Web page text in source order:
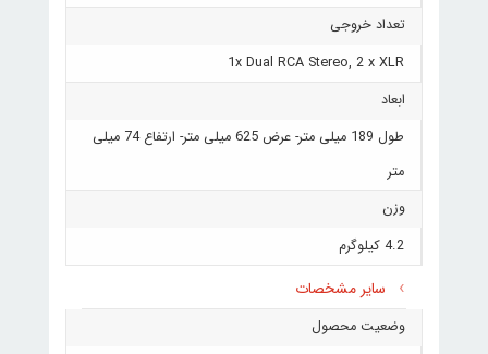
تعداد خروجی
1x Dual RCA Stereo, 2 x XLR
ابعاد
طول 189 میلی متر- عرض 625 میلی متر- ارتفاع 74 میلی
متر
وزن
4.2 کیلوگرم
سایر مشخصات
وضعیت محصول